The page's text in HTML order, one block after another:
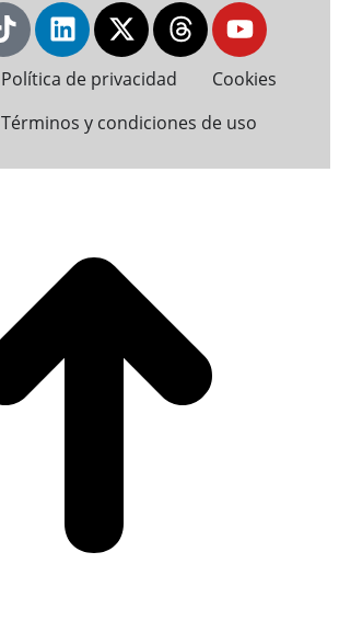
Política de privacidad
Cookies
Términos y condiciones de uso